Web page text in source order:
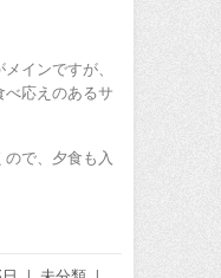
インですが、
応えのあるサ
で、夕食も入